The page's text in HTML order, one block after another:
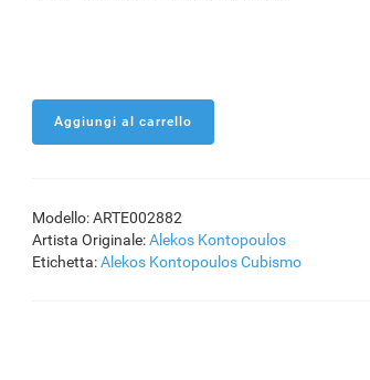
Modello: ARTE002882
Artista Originale:Alekos Kontopoulos
Etichetta:Alekos KontopoulosCubismo